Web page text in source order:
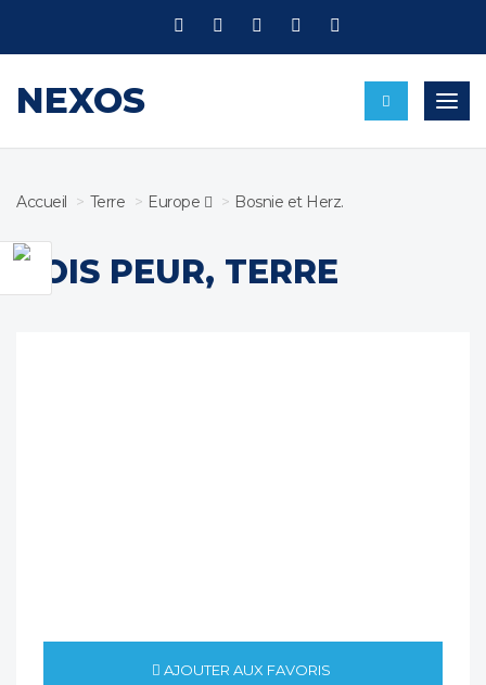
NEXOS
Accueil Terre Europe  Bosnie et Herz.
BOIS PEUR, TERRE
AJOUTER AUX FAVORIS